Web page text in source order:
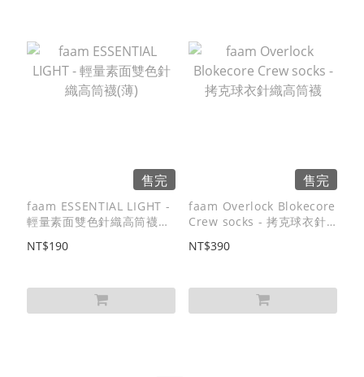
售完
faam ESSENTIAL LIGHT -
輕量素面雙色針織高筒襪
NT$190
售完
faam Overlock Blokecore
Crew socks - 拷克球衣針
NT$390